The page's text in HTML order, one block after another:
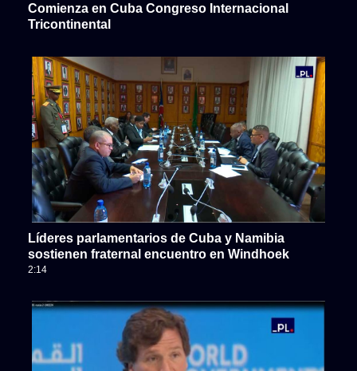
Comienza en Cuba Congreso Internacional
Tricontinental
Líderes parlamentarios de Cuba y Namibia
sostienen fraternal encuentro en Windhoek
2:14